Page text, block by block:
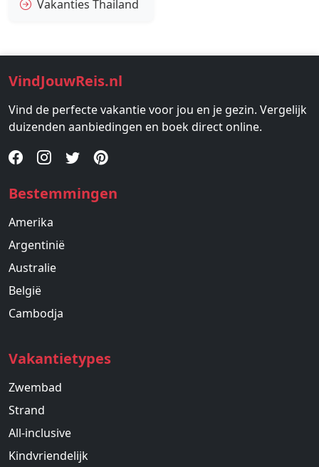
Vakanties Thailand
VindJouwReis.nl
Vind de perfecte vakantie voor jou en je gezin. Vergelijk
duizenden aanbiedingen en boek direct online.
Bestemmingen
Amerika
Argentinië
Australie
België
Cambodja
Vakantietypes
Zwembad
Strand
All-inclusive
Kindvriendelijk